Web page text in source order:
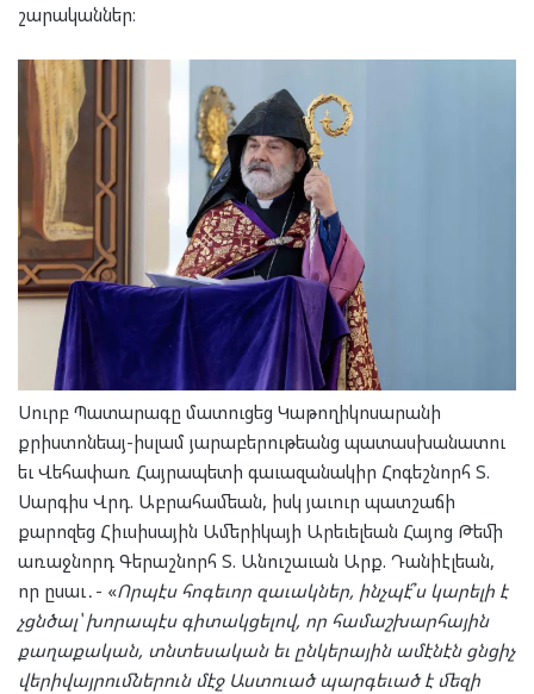
շարականներ։
Սուրբ Պատարագը մատուցեց Կաթողիկոսարանի
քրիստոնեայ-իսլամ յարաբերութեանց պատասխանատու
եւ Վեհափառ Հայրապետի գաւազանակիր Հոգեշնորհ Տ.
Սարգիս Վրդ. Աբրահամեան, իսկ յաւուր պատշաճի
քարոզեց Հիւսիսային Ամերիկայի Արեւելեան Հայոց Թեմի
առաջնորդ Գերաշնորհ Տ. Անուշաւան Արք. Դանիէլեան,
որ ըսաւ․- «Որպէս հոգեւոր զաւակներ, ինչպէ՞ս կարելի է
չցնծալ՝ խորապէս գիտակցելով, որ համաշխարհային
քաղաքական, տնտեսական եւ ընկերային ամէնէն ցնցիչ
վերիվայրումներուն մէջ Աստուած պարգեւած է մեզի